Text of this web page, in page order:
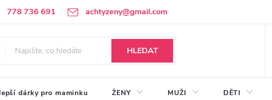
778 736 691 achtyzeny@gmail.com
HLEDAT
dárky pro maminku ŽENY MUŽI DĚTI